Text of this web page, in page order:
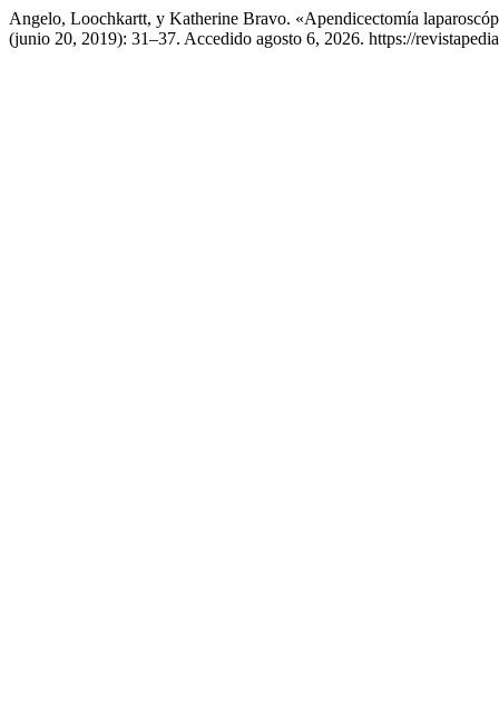
Angelo, Loochkartt, y Katherine Bravo. «Apendicectomía
(junio 20, 2019): 31–37. Accedido agosto 6, 2026. https://